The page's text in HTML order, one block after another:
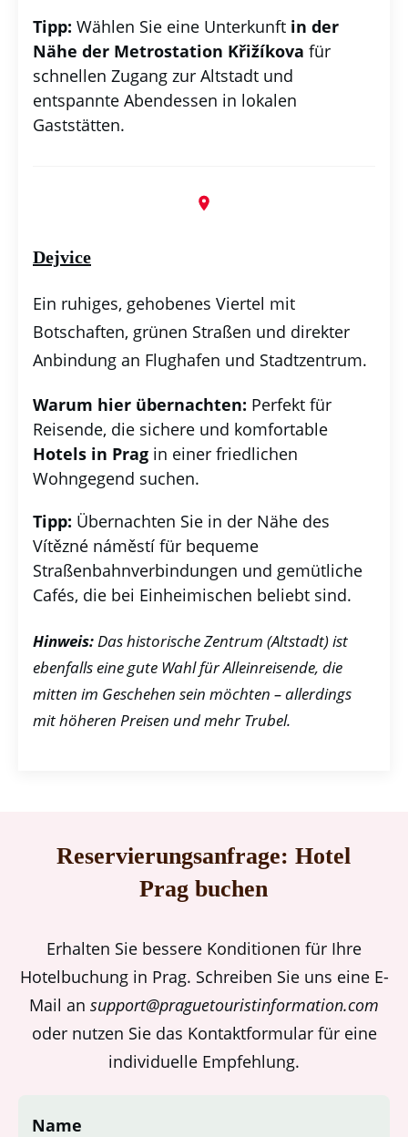
Tipp: Wählen Sie eine Unterkunft in der
Nähe der Metrostation Křižíkova für
schnellen Zugang zur Altstadt und
entspannte Abendessen in lokalen
Gaststätten.
Dejvice
Ein ruhiges, gehobenes Viertel mit
Botschaften, grünen Straßen und direkter
Anbindung an Flughafen und Stadtzentrum.
Warum hier übernachten: Perfekt für
Reisende, die sichere und komfortable
Hotels in Prag in einer friedlichen
Wohngegend suchen.
Tipp: Übernachten Sie in der Nähe des
Vítězné náměstí für bequeme
Straßenbahnverbindungen und gemütliche
Cafés, die bei Einheimischen beliebt sind.
Hinweis:Das historische Zentrum (Altstadt) ist
ebenfalls eine gute Wahl für Alleinreisende, die
mitten im Geschehen sein möchten – allerdings
mit höheren Preisen und mehr Trubel.
Reservierungsanfrage: Hotel
Prag buchen
Erhalten Sie bessere Konditionen für Ihre
Hotelbuchung in Prag. Schreiben Sie uns eine E-
Mail an support@praguetouristinformation.com
oder nutzen Sie das Kontaktformular für eine
individuelle Empfehlung.
Name